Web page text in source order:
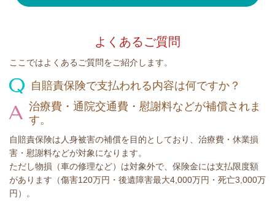
よくあるご質問
ここではよくあるご質問をご紹介します。
自賠責保険で支払われる内容は何ですか？
治療費・通院交通費・慰謝料などが補償されま
す。
自賠責保険は人身被害の補償を目的としており、治療費・休業損
害・慰謝料などが対象になります。
ただし物損（車の修理など）は対象外で、保険金には支払限度額
があります（傷害120万円・後遺障害最大4,000万円・死亡3,000万
円）。